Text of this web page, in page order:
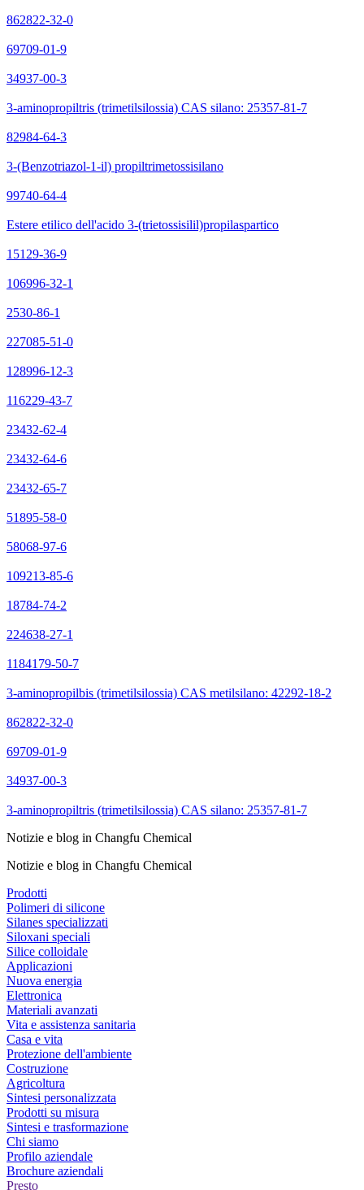
862822-32-0
69709-01-9
34937-00-3
3-aminopropiltris (trimetilsilossia) CAS silano: 25357-81-7
82984-64-3
3-(Benzotriazol-1-il) propiltrimetossisilano
99740-64-4
Estere etilico dell'acido 3-(trietossisilil)propilaspartico
15129-36-9
106996-32-1
2530-86-1
227085-51-0
128996-12-3
116229-43-7
23432-62-4
23432-64-6
23432-65-7
51895-58-0
58068-97-6
109213-85-6
18784-74-2
224638-27-1
1184179-50-7
3-aminopropilbis (trimetilsilossia) CAS metilsilano: 42292-18-2
862822-32-0
69709-01-9
34937-00-3
3-aminopropiltris (trimetilsilossia) CAS silano: 25357-81-7
Notizie e blog in Changfu Chemical
Notizie e blog in Changfu Chemical
Prodotti
Polimeri di silicone
Silanes specializzati
Siloxani speciali
Silice colloidale
Applicazioni
Nuova energia
Elettronica
Materiali avanzati
Vita e assistenza sanitaria
Casa e vita
Protezione dell'ambiente
Costruzione
Agricoltura
Sintesi personalizzata
Prodotti su misura
Sintesi e trasformazione
Chi siamo
Profilo aziendale
Brochure aziendali
Presto